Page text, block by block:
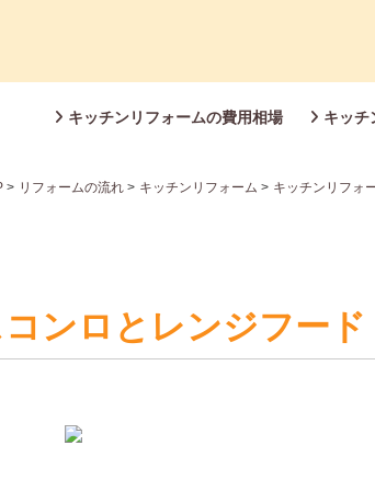
キッチンリフォームの費用相場 キッチ
> リフォームの流れ > キッチンリフォーム > キッチンリフォ
ンロとレンジフード